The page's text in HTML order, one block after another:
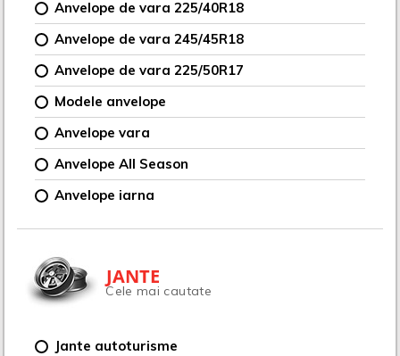
Anvelope de vara 225/40R18
Anvelope de vara 245/45R18
Anvelope de vara 225/50R17
Modele anvelope
Anvelope vara
Anvelope All Season
Anvelope iarna
JANTE
Cele mai cautate
Jante autoturisme